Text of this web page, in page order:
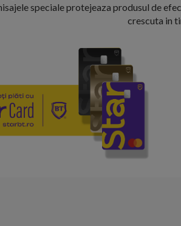
speciale protejeaza produsul de
crescuta in